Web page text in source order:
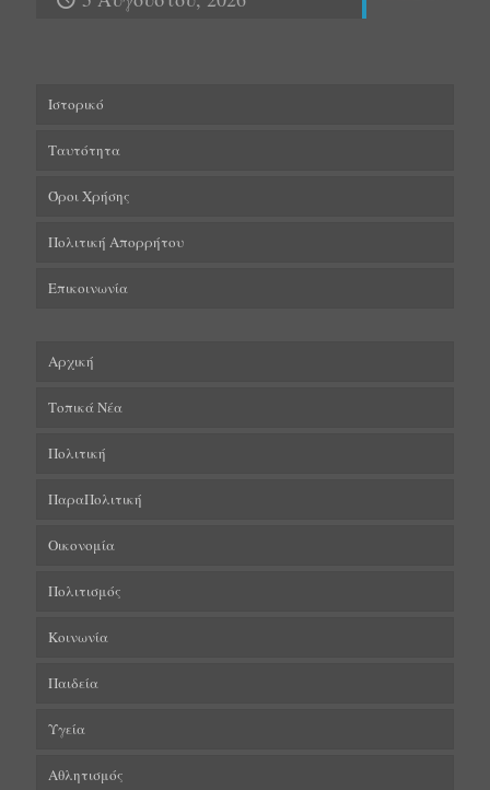
Ιστορικό
Ταυτότητα
Όροι Χρήσης
Πολιτική Απορρήτου
Επικοινωνία
Αρχική
Τοπικά Νέα
Πολιτική
ΠαραΠολιτική
Οικονομία
Πολιτισμός
Κοινωνία
Παιδεία
Υγεία
Αθλητισμός